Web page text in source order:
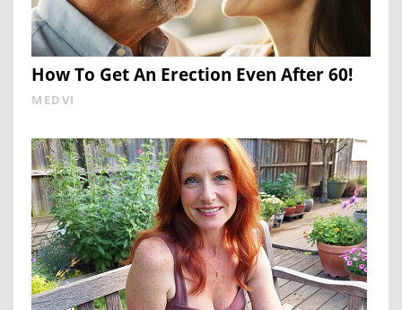
How To Get An Erection Even After 60!
MEDVI